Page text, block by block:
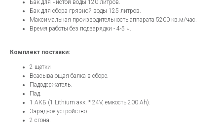
Бак для чистой воды 120 литров.
Бак для сбора грязной воды 125 литров.
Максимальная производительность аппарата 5200 кв.м/час.
Время работы без подзарядки - 4-5 ч.
Комплект поставки:
2 щетки
Всасывающая балка в сборе.
Падодержатель.
Пад.
1 АКБ (1 Lithium акк. * 24V, емкость 200 Ah).
Зарядное устройство.
2 сгона.